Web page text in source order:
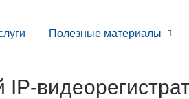
Полезные материалы